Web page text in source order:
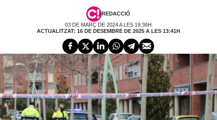
REDACCIÓ
03 DE MARÇ DE 2024 A LES 19:36H
ACTUALITZAT: 16 DE DESEMBRE DE 2025 A LES 13:41H